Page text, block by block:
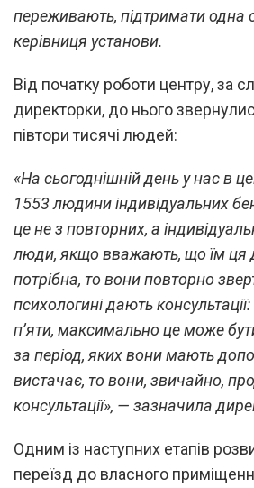
переживають, підтримати одна
керівниця установи.
Від початку роботи центру, за
директорки, до нього
півтори тисячі людей:
«На сьогоднішній день у нас в
1553 людини індивідуальних
це не з повторних, а
люди, якщо вважають, що їм ця
потрібна, то вони повторно
психологині дають
п’яти, максимально це може
за період, яких вони мають
вистачає, то вони, звичайно,
консультації», — зазначила
Одним із наступних етапів
переїзд до власного